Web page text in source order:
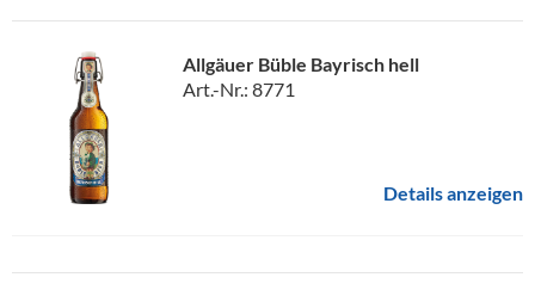
Allgäuer Büble Bayrisch hell
Art.-Nr.: 8771
Details anzeigen